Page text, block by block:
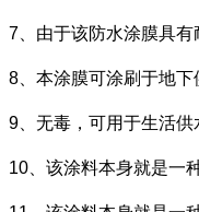
7 、由于该防水涂膜具
8 、本涂膜可涂刷于地
9 、无毒，可用于生活
10 、该涂料本身就是一